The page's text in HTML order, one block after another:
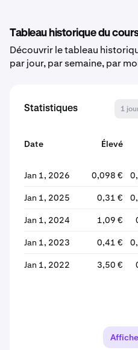
Tableau historique du
Découvrir le tableau
par jour, par semaine, par
Statistiques 1
Date Élevé
Jan 1, 2026
0,098 €
Jan 1, 2025 0,31 €
Jan 1, 2024 1,09 €
Jan 1, 2023 0,41 €
Jan 1, 2022 3,50 €